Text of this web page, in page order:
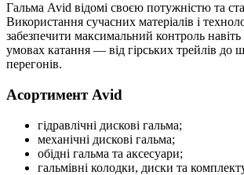
Гальма Avid відомі своєю потужністю та
Використання сучасних матеріалів і
забезпечити максимальний контроль
умовах катання — від гірських трейлів до
перегонів.
Асортимент Avid
гідравлічні дискові гальма;
механічні дискові гальма;
обідні гальма та аксесуари;
гальмівні колодки, диски та